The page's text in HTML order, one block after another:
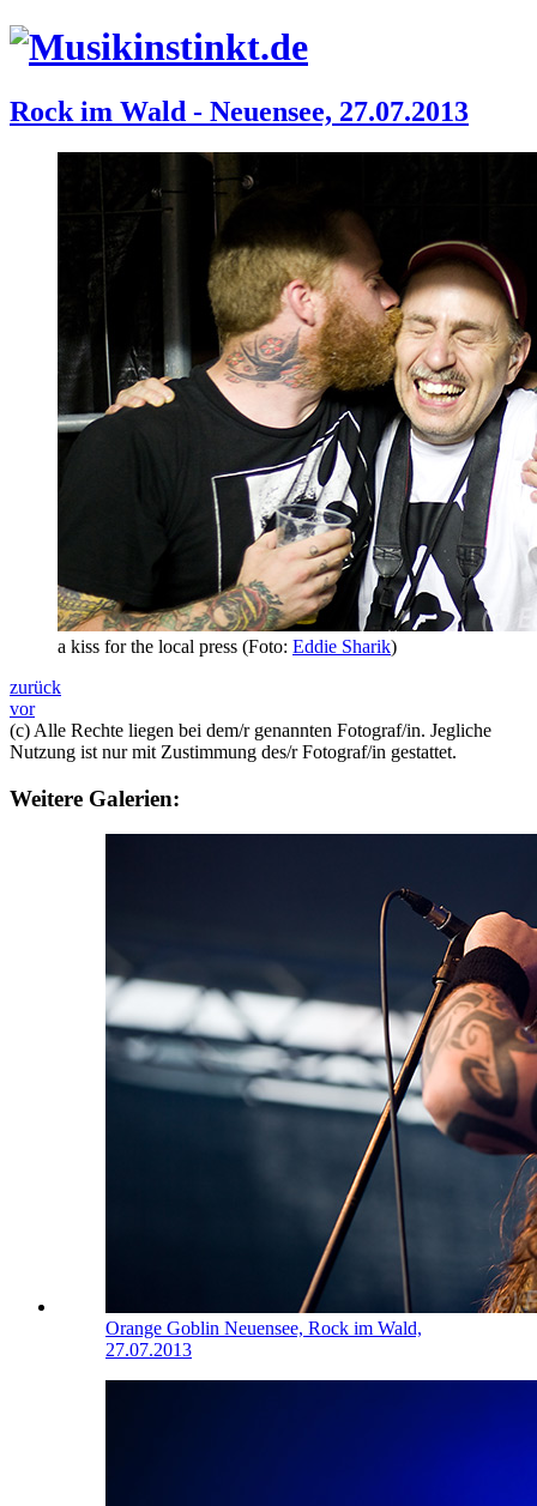
Rock im Wald - Neuensee, 27.07.2013
a kiss for the local press (Foto: Eddie Sharik)
zurück
vor
(c) Alle Rechte liegen bei dem/r genannten Fotograf/in. Jegliche
Nutzung ist nur mit Zustimmung des/r Fotograf/in gestattet.
Weitere Galerien:
Orange Goblin Neuensee, Rock im Wald,
27.07.2013